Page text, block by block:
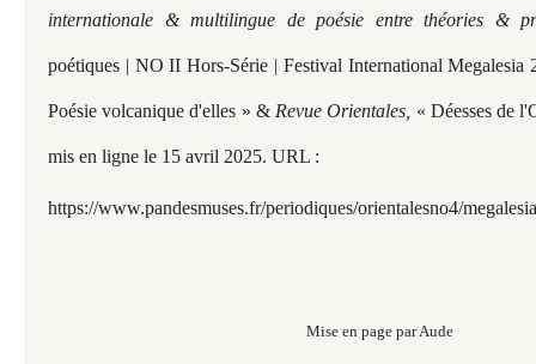
internationale & multilingue de poésie entre théories &
poétiques | NO II Hors-Série | Festival International Megalesia
Poésie volcanique d'elles » & Revue Orientales, « Déesses de
mis en ligne le 15 avril 2025. URL :
https://www.pandesmuses.fr/periodiques/orientalesno4/
Mise en page par Aude